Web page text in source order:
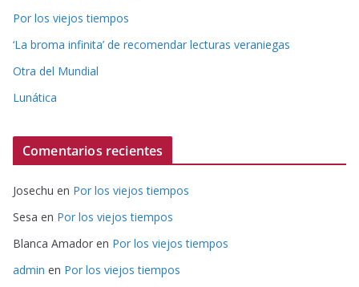
Por los viejos tiempos
‘La broma infinita’ de recomendar lecturas veraniegas
Otra del Mundial
Lunática
Comentarios recientes
Josechu en Por los viejos tiempos
Sesa en Por los viejos tiempos
Blanca Amador en Por los viejos tiempos
admin en Por los viejos tiempos